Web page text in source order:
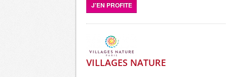
J'EN PROFITE
VILLAGES NATURE